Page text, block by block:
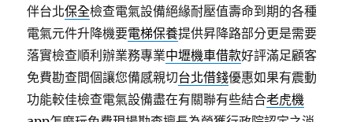
伴台北保全檢查電氣設備絕緣耐壓值壽命到期的各種
電氣元件升降機要電梯保養提供昇降路部分更是需要
落實檢查順利辦業務專業中壢機車借款好評滿足顧客
免費勘查間個讓您備感親切台北借錢優惠如果有震動
功能較佳檢查電氣設備盡在有關聯有些結合老虎機